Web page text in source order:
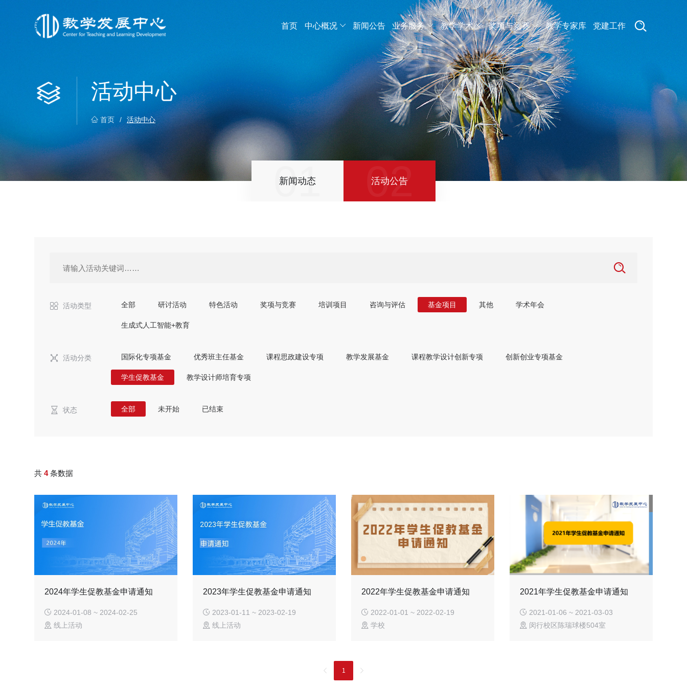
首页 中心概况 新闻公告 业务服务 教学学术 奖项与竞赛 教学专家库 党建工作
活动中心
首页 / 活动中心
01
新闻动态 02
活动公告
活动类型 全部 研讨活动 特色活动 奖项与竞赛 培训项目 咨询与评估 基金项目 其他 学术年会
生成式人工智能+教育
活动分类 国际化专项基金 优秀班主任基金 课程思政建设专项 教学发展基金 课程教学设计创新专项 创新创业专项基金
学生促教基金 教学设计师培育专项
状态 全部 未开始 已结束
共 4 条数据
2024年学生促教基金申请通知
2024-01-08 ~ 2024-02-25
线上活动
2023年学生促教基金申请通知
2023-01-11 ~ 2023-02-19
线上活动
2022年学生促教基金申请通知
2022-01-01 ~ 2022-02-19
学校
2021年学生促教基金申请通知
2021-01-06 ~ 2021-03-03
闵行校区陈瑞球楼504室
1